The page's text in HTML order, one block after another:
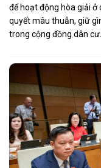
để hoạt động hòa giải ở
quyết mâu thuẫn, giữ
trong cộng đồng dân cư.